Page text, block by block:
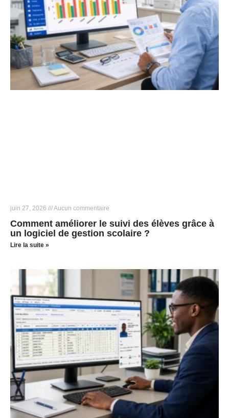
juin 27, 2026 Aucun commentaire
Comment améliorer le suivi des élèves grâce à
un logiciel de gestion scolaire ?
Lire la suite »